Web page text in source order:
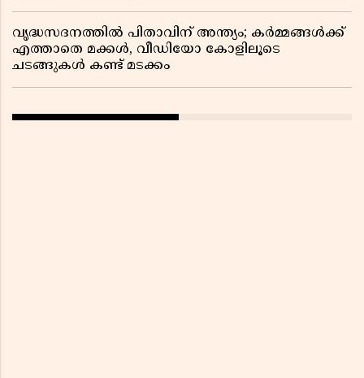
വൃദ്ധസദനത്തിൽ പിതാവിന് അന്ത്യം; കർമ്മങ്ങൾക്ക്
എത്താതെ മക്കൾ, വീഡിയോ കോളിലൂടെ
ചടങ്ങുകൾ കണ്ട് മടക്കം